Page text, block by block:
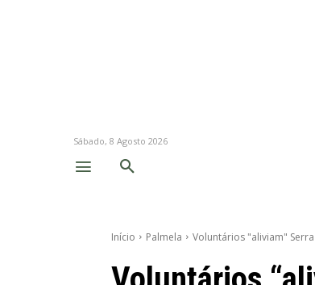
Sábado, 8 Agosto 2026
Início Palmela Voluntários "aliviam"